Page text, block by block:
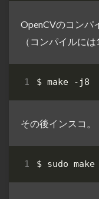
OpenCVのコンパ
（コンパイルに
その後インスコ。